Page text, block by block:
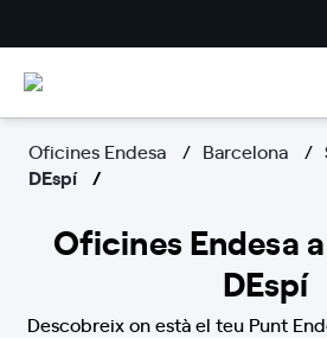
Oficines Endesa Barcelona
DEspí
Oficines Endesa
DEspí
Descobreix on està el teu Punt